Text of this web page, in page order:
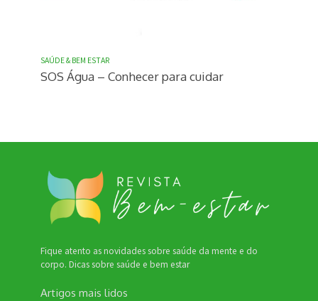
SAÚDE & BEM ESTAR
SOS Água – Conhecer para cuidar
Fique atento as novidades sobre saúde da mente e do
corpo. Dicas sobre saúde e bem estar
Artigos mais lidos